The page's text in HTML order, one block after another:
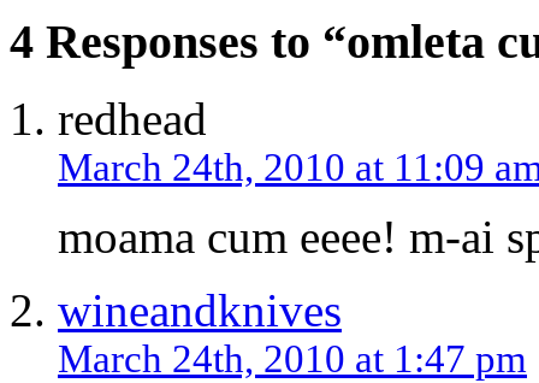
4 Responses to “omleta
redhead
March 24th, 2010 at 11:09
moama cum eeee! m-ai
wineandknives
March 24th, 2010 at 1:47 pm